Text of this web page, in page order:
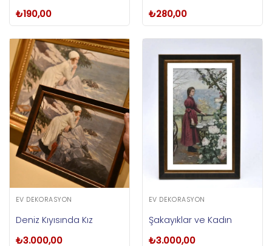
₺190,00
₺280,00
EV DEKORASYON
Deniz Kıyısında Kız
₺3.000,00
EV DEKORASYON
Şakayıklar ve Kadın
₺3.000,00